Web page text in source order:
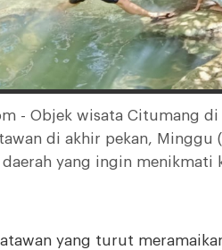
- Objek wisata Citumang
di akhir pekan, Minggu
yang ingin menikmati
yang turut